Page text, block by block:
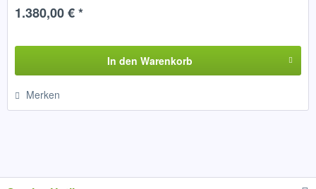
1.380,00 € *
In den Warenkorb
Merken